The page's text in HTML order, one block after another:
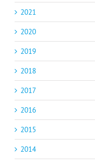
2021
2020
2019
2018
2017
2016
2015
2014